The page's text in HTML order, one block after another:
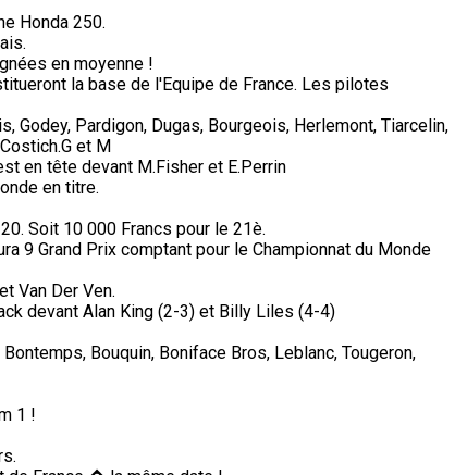
Honda 250.
en moyenne !
la base de l'Equipe de France. Les pilotes
Godey, Pardigon, Dugas, Bourgeois, Herlemont, Tiarcelin,
et M
en tête devant M.Fisher et E.Perrin
en titre.
Soit 10 000 Francs pour le 21è.
9 Grand Prix comptant pour le Championnat du Monde
Van Der Ven.
devant Alan King (2-3) et Billy Liles (4-4)
Bouquin, Boniface Bros, Leblanc, Tougeron,
1 !